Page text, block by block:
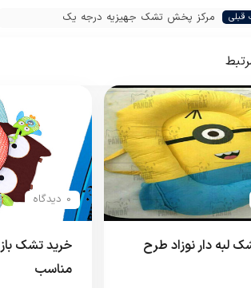
مرکز پخش تشک جهیزیه درجه یک
لبه دار نوزاد طرح
0 دیدگاه
خرید تشک
مناسب